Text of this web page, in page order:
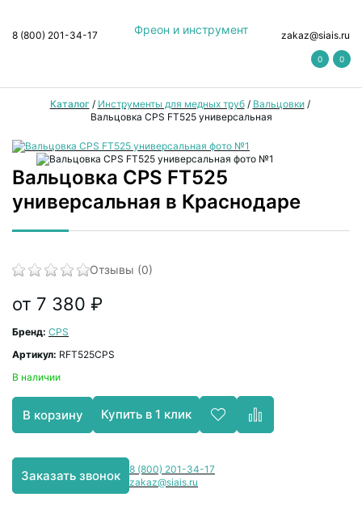
Фреон и инструмент
8 (800) 201-34-17 zakaz@siais.ru
0 0
Каталог / Инструменты для медных труб/ Вальцовки/
Вальцовка CPS FT525 универсальная
Вальцовка CPS FT525
универсальная в Краснодаре
Отзывы (0)
от 7 380 ₽
Бренд: CPS
Артикул: RFT525CPS
В наличии
В корзину Купить в 1 клик
Заказать звонок
8 (800) 201-34-17
zakaz@siais.ru